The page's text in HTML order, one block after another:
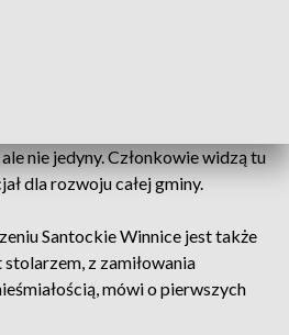
nie jedyny. Członkowie widzą tu
dla rozwoju całej gminy.
Santockie Winnice jest także
stolarzem, z zamiłowania
mówi o pierwszych